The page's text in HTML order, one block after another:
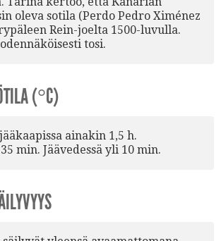
oleva sotila (Perdo Pedro Ximénez
Rein-joelta 1500-luvulla.
tosi.
(°C)
ainakin 1,5 h.
min. Jäävedessä yli 10 min.